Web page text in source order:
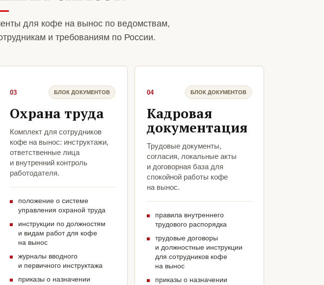
для кофе на вынос по ведомствам,
и требованиям по России.
03 БЛОК ДОКУМЕНТОВ
Охрана труда
Комплект для сотрудников
кофе на вынос: инструктажи,
ответственные лица
и внутренний контроль
работодателя.
положение о системе
управления охраной труда
инструкции по должностям
и видам работ для кофе
на вынос
журналы вводного
и первичного инструктажа
приказы о назначении
04 БЛОК ДОКУМЕНТОВ
Кадровая
документация
Трудовые документы,
согласия, локальные акты
и договорная база для
спокойной работы кофе
на вынос.
правила внутреннего
трудового распорядка
трудовые договоры
и должностные инструкции
для сотрудников кофе
на вынос
приказы о назначении